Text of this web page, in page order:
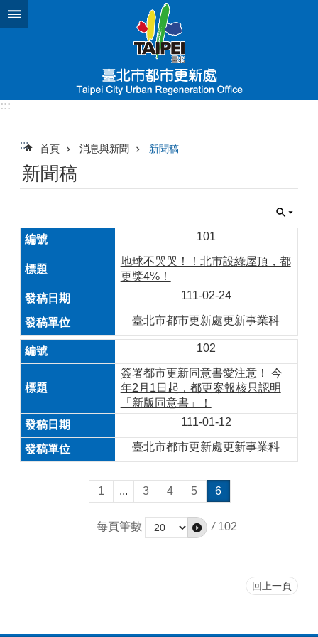
跳到主要內容區塊
:::
::: 首頁 消息與新聞 新聞稿
新聞稿
101
地球不哭哭！！北市設綠屋頂，都
更獎4%！
111-02-24
臺北市都市更新處更新事業科
102
簽署都市更新同意書愛注意！ 今
年2月1日起，都更案報核只認明
「新版同意書」！
111-01-12
臺北市都市更新處更新事業科
1 ... 3 4 5 6
每頁筆數 / 102
回上一頁